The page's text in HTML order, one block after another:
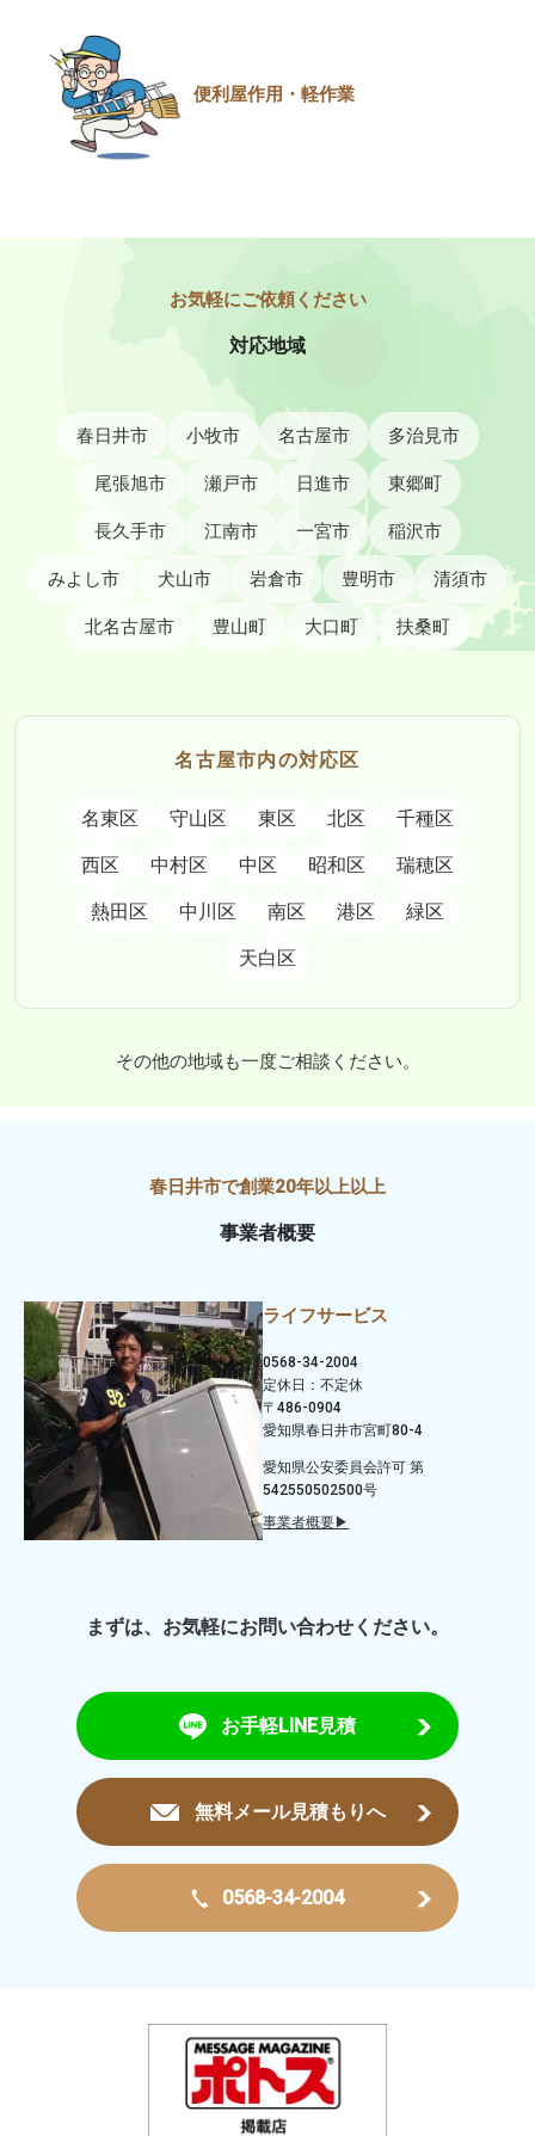
便利屋作用・軽作業
対応地域
春日井市 小牧市 名古屋市 多治見市
尾張旭市 瀬戸市 日進市 東郷町
長久手市 江南市 一宮市 稲沢市
みよし市 犬山市 岩倉市 豊明市 清須市
北名古屋市 豊山町 大口町 扶桑町
名古屋市内の対応区
名東区 守山区 東区 北区 千種区
西区 中村区 中区 昭和区 瑞穂区
熱田区 中川区 南区 港区 緑区
天白区
その他の地域も一度ご相談ください。
事業者概要
ライフサービス
0568-34-2004
定休日：不定休
〒486-0904
愛知県春日井市宮町80-4
愛知県公安委員会許可 第
542550502500号
事業者概要▶
まずは、お気軽にお問い合わせください。
お手軽LINE見積
無料メール見積もりへ
0568-34-2004